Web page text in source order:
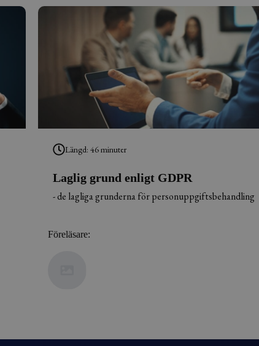
Längd: 46 minuter
Laglig grund enligt GDPR
- de lagliga grunderna för personuppgiftsbehandling
Föreläsare: